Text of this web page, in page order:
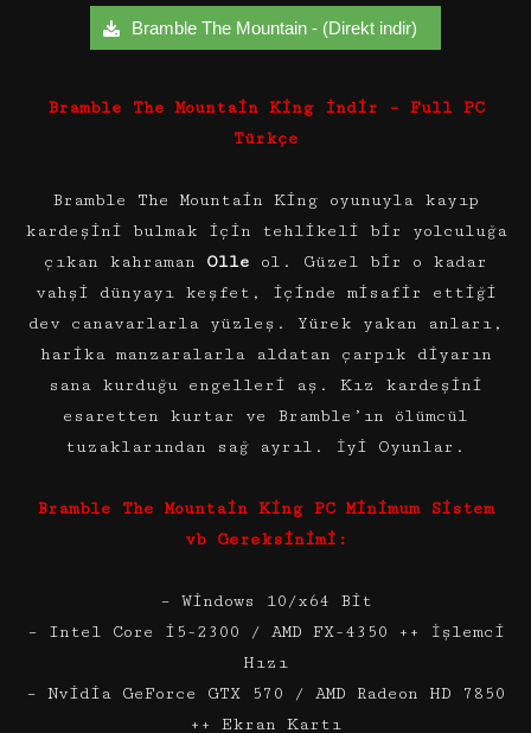
Bramble The Mountain - (Direkt indir)
Bramble The Mountain King İndir – Full PC
Türkçe
Bramble The Mountain King oyunuyla kayıp
kardeşini bulmak için tehlikeli bir yolculuğa
çıkan kahraman Olle ol. Güzel bir o kadar
vahşi dünyayı keşfet, içinde misafir ettiği
dev canavarlarla yüzleş. Yürek yakan anları,
harika manzaralarla aldatan çarpık diyarın
sana kurduğu engelleri aş. Kız kardeşini
esaretten kurtar ve Bramble’ın ölümcül
tuzaklarından sağ ayrıl. İyi Oyunlar.
Bramble The Mountain King PC Minimum Sistem
vb Gereksinimi:
– Windows 10/x64 Bit
– Intel Core i5-2300 / AMD FX-4350 ++ İşlemci
Hızı
– Nvidia GeForce GTX 570 / AMD Radeon HD 7850
++ Ekran Kartı